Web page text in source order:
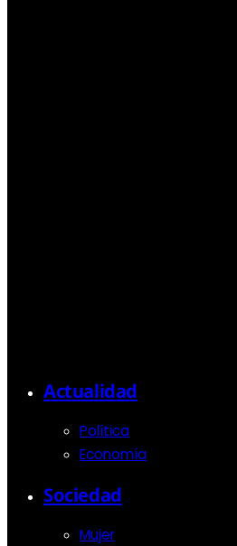
Actualidad
Política
Economía
Sociedad
Mujer